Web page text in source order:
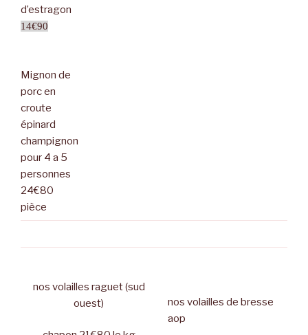
d’estragon
14€90
Mignon de
porc en
croute
épinard
champignon
pour 4 a 5
personnes
24€80
pièce
nos volailles raguet (sud
ouest)
nos volailles de bresse
aop